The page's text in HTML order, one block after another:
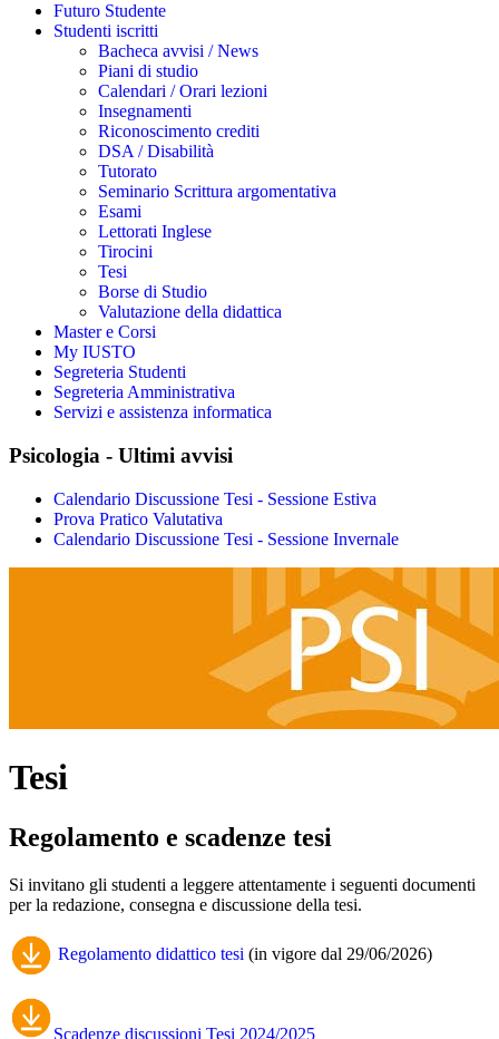
Futuro Studente
Studenti iscritti
Bacheca avvisi / News
Piani di studio
Calendari / Orari lezioni
Insegnamenti
Riconoscimento crediti
DSA / Disabilità
Tutorato
Seminario Scrittura argomentativa
Esami
Lettorati Inglese
Tirocini
Tesi
Borse di Studio
Valutazione della didattica
Master e Corsi
My IUSTO
Segreteria Studenti
Segreteria Amministrativa
Servizi e assistenza informatica
Psicologia - Ultimi avvisi
Calendario Discussione Tesi - Sessione Estiva
Prova Pratico Valutativa
Calendario Discussione Tesi - Sessione Invernale
Tesi
Regolamento e scadenze tesi
Si invitano gli studenti a leggere attentamente i seguenti documenti
per la redazione, consegna e discussione della tesi.
Regolamento didattico tesi (in vigore dal 29/06/2026)
Scadenze discussioni Tesi 2024/2025